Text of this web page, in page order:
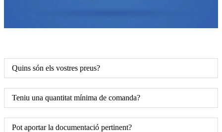
Quins són els vostres preus?
Teniu una quantitat mínima de comanda?
Pot aportar la documentació pertinent?